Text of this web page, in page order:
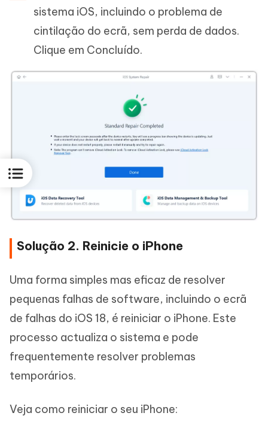
sistema iOS, incluindo o problema de
cintilação do ecrã, sem perda de dados.
Clique em Concluído.
Solução 2. Reinicie o iPhone
Uma forma simples mas eficaz de resolver
pequenas falhas de software, incluindo o ecrã
de falhas do iOS 18, é reiniciar o iPhone. Este
processo actualiza o sistema e pode
frequentemente resolver problemas
temporários.
Veja como reiniciar o seu iPhone: